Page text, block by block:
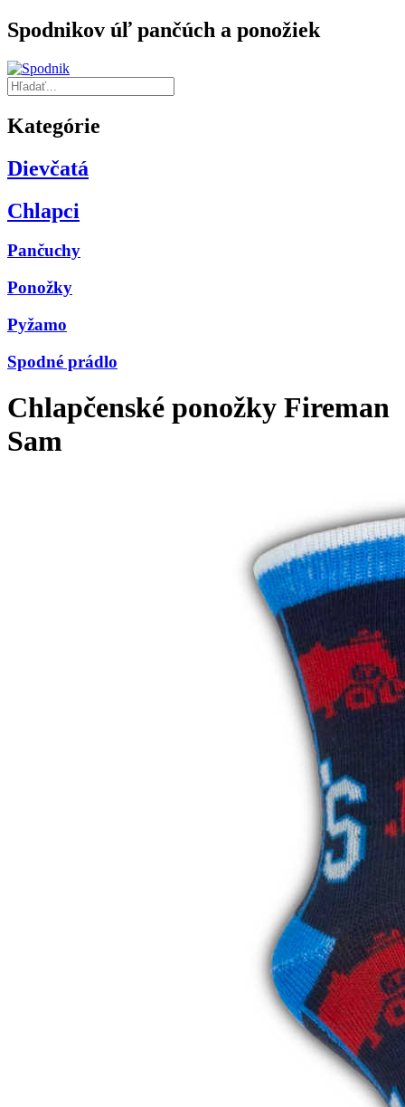
Spodnikov úľ pančúch a ponožiek
Kategórie
Dievčatá
Chlapci
Pančuchy
Ponožky
Pyžamo
Spodné prádlo
Chlapčenské ponožky Fireman
Sam